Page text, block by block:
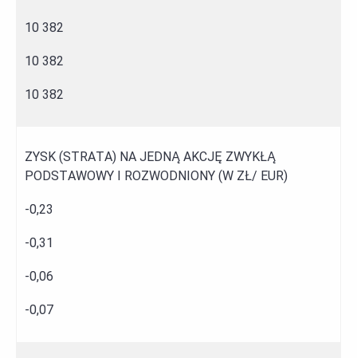
10 382
10 382
10 382
ZYSK (STRATA) NA JEDNĄ AKCJĘ ZWYKŁĄ
PODSTAWOWY I ROZWODNIONY (W ZŁ/ EUR)
-0,23
-0,31
-0,06
-0,07